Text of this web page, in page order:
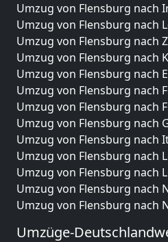
Umzug von Flensburg nach
Umzug von Flensburg nach
Umzug von Flensburg nach
Umzug von Flensburg nach
Umzug von Flensburg nach
Umzug von Flensburg nach
Umzug von Flensburg nach
Umzug von Flensburg nach
Umzug von Flensburg nach
Umzug von Flensburg nach
Umzug von Flensburg nach
Umzug von Flensburg nach
Umzug von Flensburg nach
Umzüge-